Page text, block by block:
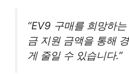
“EV9 구매를 희망하
금 지원 금액을 통해
게 줄일 수 있습니다.”